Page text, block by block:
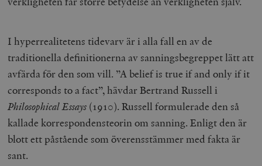
I hyperrealitetens tidevarv är i alla fall en av de
traditionella definitionerna av sanningsbegreppet lätt att
avfärda för den som vill. ”A belief is true if and only if it
corresponds to a fact”, hävdar Bertrand Russell i
Philosophical Essays (1910). Russell formulerade den så
kallade korrespondensteorin om sanning. Enligt den är
blott ett påstående som överensstämmer med fakta är
sant.